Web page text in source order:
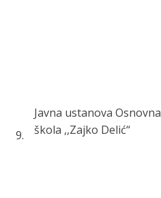
9.
Javna ustanova Osnovna
škola ,,Zajko Delić“